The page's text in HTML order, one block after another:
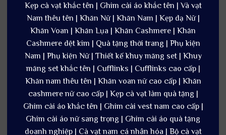
Kẹp cà vạt khắc tên | Ghim cài áo khắc tên | Và vạt
Nam thêu tên | Khăn Nữ | Khăn Nam | Kẹp dạ Nữ |
Khăn Voan | Khăn Lụa | Khăn Cashmere | Khăn
Cashmere dệt kim | Quà tặng thời trang | Phụ kiện
Nam | Phụ kiện Nữ | Thiết kế khuy măng set | Khuy
măng set khắc tên | Cufflinks | Cufflinks cao cấp |
Khăn nam thêu tên | Khăn voan nữ cao cấp | Khăn
cashmere nữ cao cấp | Kẹp cà vạt làm quà tặng |
Ghim cài áo khắc tên | Ghim cài vest nam cao cấp |
Ghim cài áo nữ sang trọng | Ghim cài áo quà tặng
doanh nghiệp | Cà vạt nam cá nhân hóa | Bộ cà vạt